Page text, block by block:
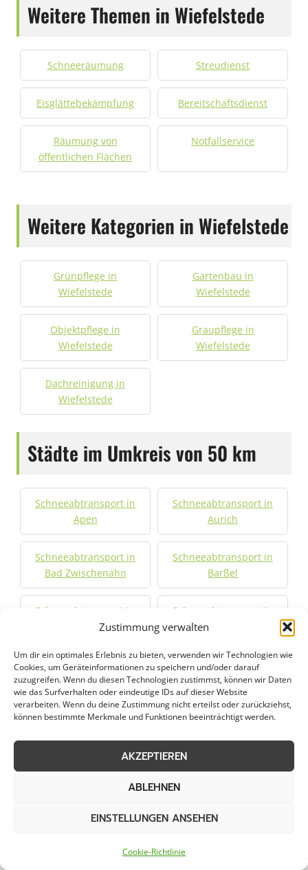
Zustimmung verwalten
Um dir ein optimales Erlebnis zu bieten, verwenden wir Technologien wie
Cookies, um Geräteinformationen zu speichern und/oder darauf
zuzugreifen. Wenn du diesen Technologien zustimmst, können wir Daten
wie das Surfverhalten oder eindeutige IDs auf dieser Website
verarbeiten. Wenn du deine Zustimmung nicht erteilst oder zurückziehst,
können bestimmte Merkmale und Funktionen beeinträchtigt werden.
AKZEPTIEREN
ABLEHNEN
EINSTELLUNGEN ANSEHEN
Cookie-Richtlinie
Weitere Themen in Wiefelstede
Schneeräumung Streudienst
Eisglättebekämpfung Bereitschaftsdienst
Räumung von
öffentlichen Flächen
Notfallservice
Weitere Kategorien in Wiefelstede
Grünpflege in
Wiefelstede
Gartenbau in
Wiefelstede
Objektpflege in
Wiefelstede
Graupflege in
Wiefelstede
Dachreinigung in
Wiefelstede
Städte im Umkreis von 50 km
Schneeabtransport in
Apen
Schneeabtransport in
Aurich
Schneeabtransport in
Bad Zwischenahn
Schneeabtransport in
Barßel
Schneeabtransport in
Brake (Unterweser)
Schneeabtransport in
Cloppenburg
Schneeabtransport in
Delmenhorst
Schneeabtransport in
Edewecht
Schneeabtransport in
Schneeabtransport in
Schneeabtransport in
Schneeabtransport in
Schneeabtransport in
Schneeabtransport in